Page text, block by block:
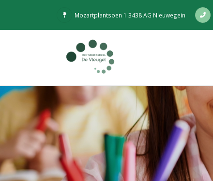
Mozartplantsoen 1 3438 AG Nieuwegein